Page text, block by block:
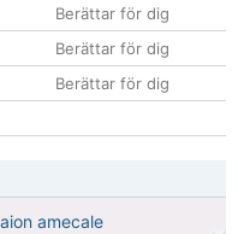
Berättar för dig
Berättar för dig
Berättar för dig
amecale